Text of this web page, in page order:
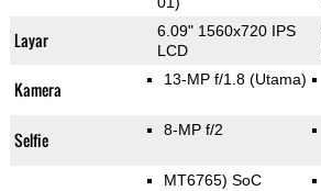
Layar
6.09" 1560x720 IPS
LCD
Kamera 13-MP f/1.8 (Utama)
Selfie 8-MP f/2
MT6765) SoC